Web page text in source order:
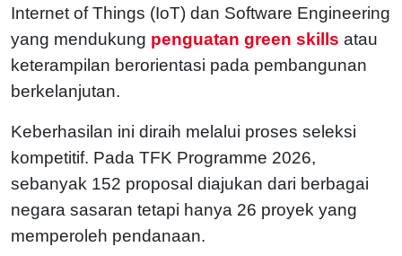
Internet of Things (IoT) dan Software Engineering
yang mendukung penguatan green skills atau
keterampilan berorientasi pada pembangunan
berkelanjutan.
Keberhasilan ini diraih melalui proses seleksi
kompetitif. Pada TFK Programme 2026,
sebanyak 152 proposal diajukan dari berbagai
negara sasaran tetapi hanya 26 proyek yang
memperoleh pendanaan.